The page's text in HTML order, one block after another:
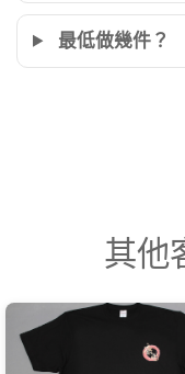
最低做幾件？
其他